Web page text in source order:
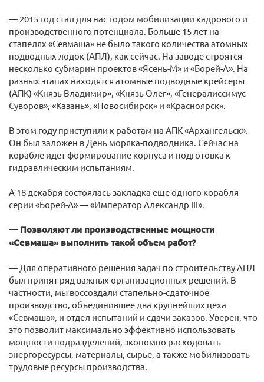
— 2015 год стал для нас годом мобилизации кадрового и
производственного потенциала. Больше 15 лет на
стапелях «Севмаша» не было такого количества атомных
подводных лодок (АПЛ), как сейчас. На заводе строятся
несколько субмарин проектов «Ясень-М» и «Борей-А». На
разных этапах находятся атомные подводные крейсеры
(АПК) «Князь Владимир», «Князь Олег», «Генералиссимус
Суворов», «Казань», «Новосибирск» и «Красноярск».
В этом году приступили к работам на АПК «Архангельск».
Он был заложен в День моряка-подводника. Сейчас на
корабле идет формирование корпуса и подготовка к
гидравлическим испытаниям.
А 18 декабря состоялась закладка еще одного корабля
серии «Борей-А» — «Император Александр III».
— Позволяют ли производственные мощности
«Севмаша» выполнить такой объем работ?
— Для оперативного решения задач по строительству АПЛ
был принят ряд важных организационных решений. В
частности, мы воссоздали стапельно-сдаточное
производство, объединившее два крупнейших цеха
«Севмаша», и отдел испытаний и сдачи заказов. Уверен, что
это позволит максимально эффективно использовать
мощности подразделений, экономно расходовать
энергоресурсы, материалы, сырье, а также мобилизовать
трудовые ресурсы производства.